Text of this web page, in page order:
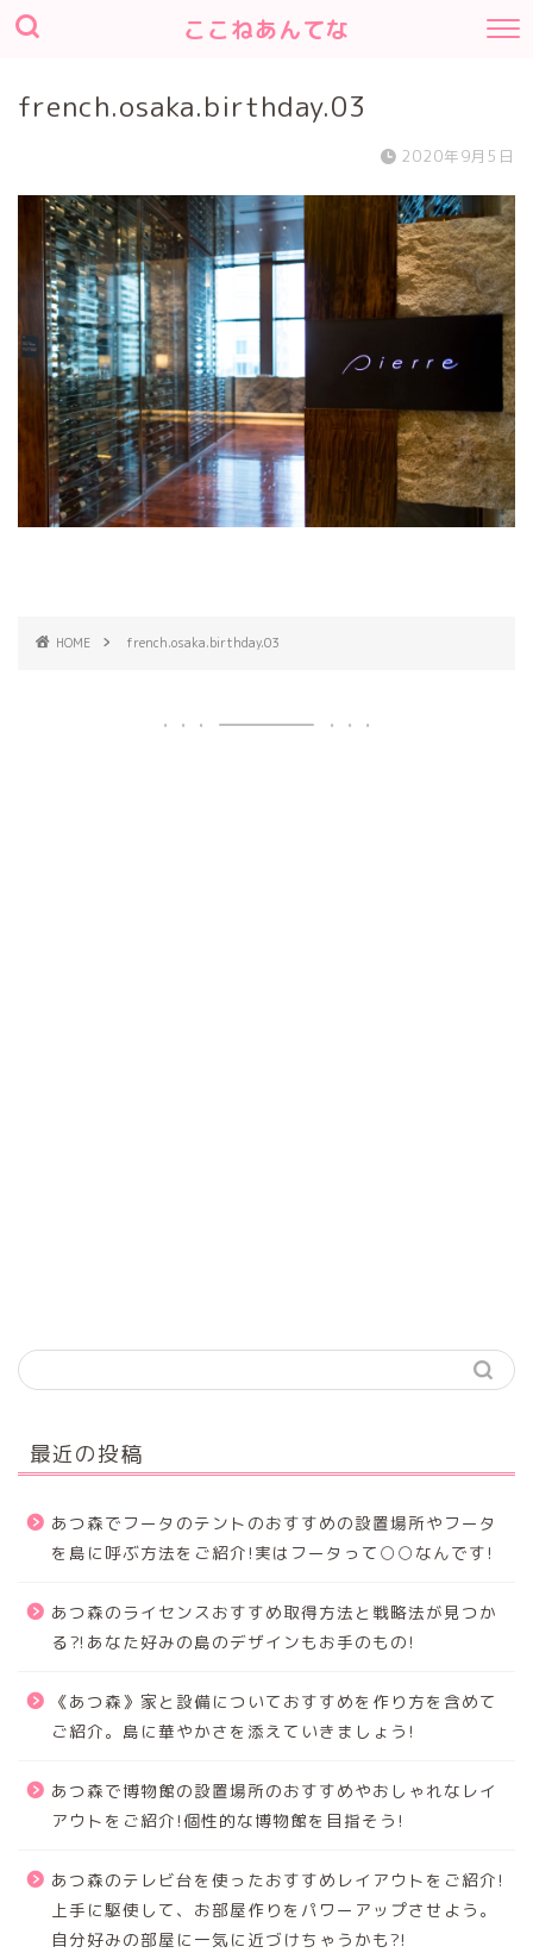
ここねあんてな
french.osaka.birthday.03
2020年9月5日
HOME french.osaka.birthday.03
最近の投稿
あつ森でフータのテントのおすすめの設置場所やフータ
を島に呼ぶ方法をご紹介!実はフータって○○なんです!
あつ森のライセンスおすすめ取得方法と戦略法が見つか
る⁈あなた好みの島のデザインもお手のもの!
《あつ森》家と設備についておすすめを作り方を含めて
ご紹介。島に華やかさを添えていきましょう!
あつ森で博物館の設置場所のおすすめやおしゃれなレイ
アウトをご紹介!個性的な博物館を目指そう!
あつ森のテレビ台を使ったおすすめレイアウトをご紹介!
上手に駆使して、お部屋作りをパワーアップさせよう。
自分好みの部屋に一気に近づけちゃうかも?!